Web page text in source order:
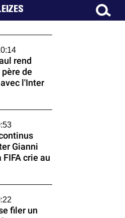
rend
de
l'Inter
Gianni
FIFA crie au
filer un